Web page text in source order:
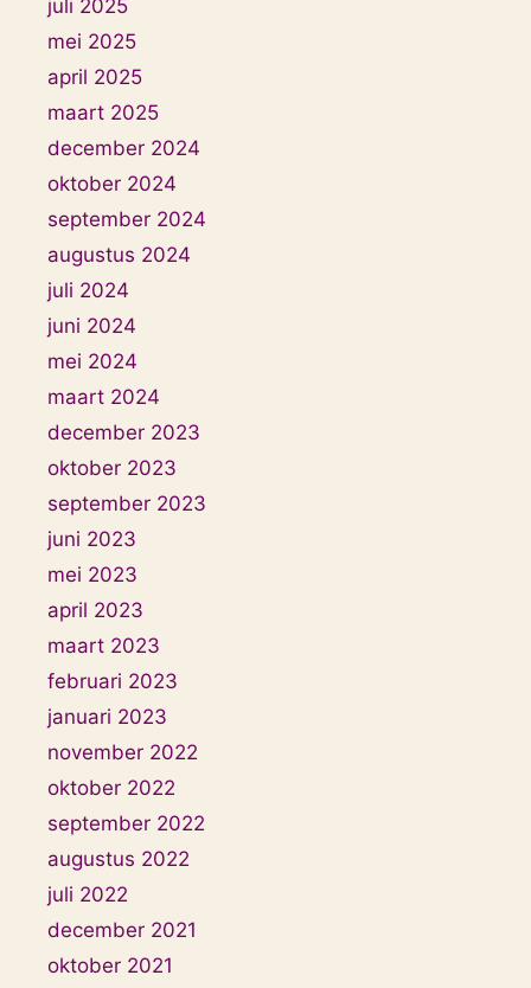
juli 2025
mei 2025
april 2025
maart 2025
december 2024
oktober 2024
september 2024
augustus 2024
juli 2024
juni 2024
mei 2024
maart 2024
december 2023
oktober 2023
september 2023
juni 2023
mei 2023
april 2023
maart 2023
februari 2023
januari 2023
november 2022
oktober 2022
september 2022
augustus 2022
juli 2022
december 2021
oktober 2021